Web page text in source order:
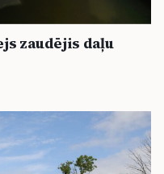
zaudējis daļu